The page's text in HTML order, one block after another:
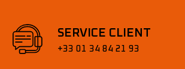
SERVICE CLIENT
+33 01 34 84 21 93